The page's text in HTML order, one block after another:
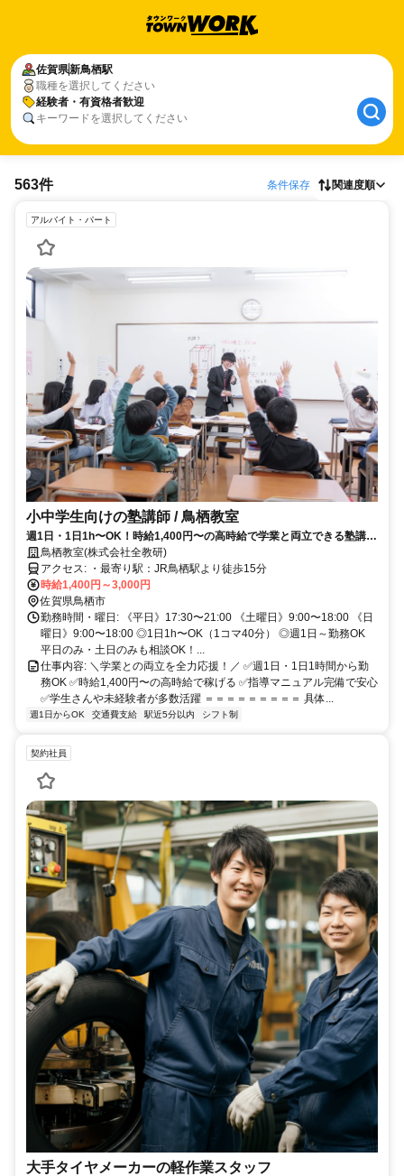
佐賀県新鳥栖駅
職種を選択してください
経験者・有資格者歓迎
キーワードを選択してください
563件 条件保存 関連度順
アルバイト・パート
小中学生向けの塾講師 / 鳥栖教室
週1日・1日1h〜OK！時給1,400円〜の高時給で学業と両立できる塾講師
♪未経験の学生さん歓迎！
鳥栖教室(株式会社全教研)
アクセス: ・最寄り駅：JR鳥栖駅より徒歩15分
時給1,400円～3,000円
佐賀県鳥栖市
勤務時間・曜日: 《平日》17:30〜21:00 《土曜日》9:00〜18:00 《日
曜日》9:00〜18:00 ◎1日1h〜OK（1コマ40分） ◎週1日～勤務OK
平日のみ・土日のみも相談OK！...
仕事内容: ＼学業との両立を全力応援！／ ✅週1日・1日1時間から勤
務OK ✅時給1,400円〜の高時給で稼げる ✅指導マニュアル完備で安心
✅学生さんや未経験者が多数活躍 ＝＝＝＝＝＝＝＝＝ 具体...
週1日からOK 交通費支給 駅近5分以内 シフト制
契約社員
大手タイヤメーカーの軽作業スタッフ